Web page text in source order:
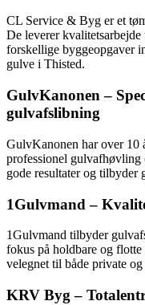
CL Service & Byg er et
De leverer
forskellige byggeopgaver
gulve i Thisted.
GulvKanonen –
gulvafslibning
GulvKanonen har over 10
professionel
gode resultater og tilbyder
1Gulvmand –
1Gulvmand tilbyder
fokus på holdbare og
velegnet til både private og
KRV Byg –